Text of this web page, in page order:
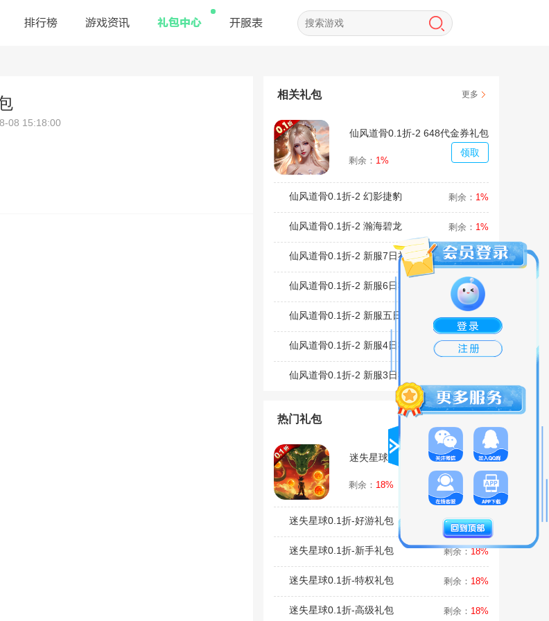
排行榜 游戏资讯 礼包中心 开服表
08 15:18:00
更多
相关礼包
仙风道骨0.1折-2 648代金券礼包
剩余： 1%
领取
仙风道骨0.1折-2 幻影捷豹 剩余： 1%
仙风道骨0.1折-2 瀚海碧龙 剩余： 1%
仙风道骨0.1折-2 新服7日礼包 剩余：1%
仙风道骨0.1折-2 新服6日礼包 剩余：1%
仙风道骨0.1折-2 新服五日礼包 剩余：1%
仙风道骨0.1折-2 新服4日礼包 剩余：1%
仙风道骨0.1折-2 新服3日礼包
热门礼包
迷失星球0.1折-初级礼包
剩余： 18%
领取
迷失星球0.1折-好游礼包 剩余：18%
迷失星球0.1折-新手礼包 剩余：18%
迷失星球0.1折-特权礼包 剩余： 18%
迷失星球0.1折-高级礼包 剩余： 18%